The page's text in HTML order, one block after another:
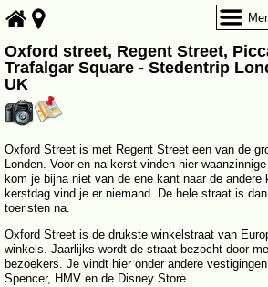
Oxford street, Regent Street,
Trafalgar Square - Stedentrip
UK
Oxford Street is met Regent Street een van de
Londen. Voor en na kerst vinden hier
kom je bijna niet van de ene kant naar de andere
kerstdag vind je er niemand. De hele straat is
toeristen na.
Oxford Street is de drukste winkelstraat van
winkels. Jaarlijks wordt de straat bezocht door
bezoekers. Je vindt hier onder andere
Spencer, HMV en de Disney Store.